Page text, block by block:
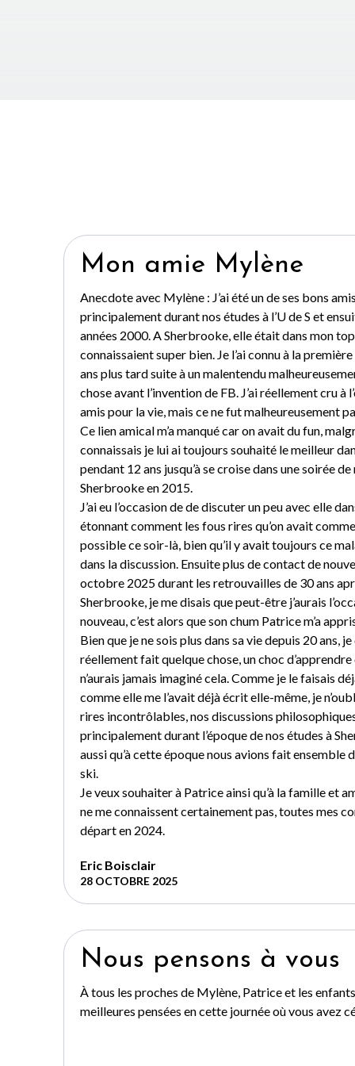
Mon amie Mylène
Anecdote avec Mylène : J’ai été un de ses bons
principalement durant nos études à l’U de S et
années 2000. A Sherbrooke, elle était dans mon
connaissaient super bien. Je l’ai connu à la
ans plus tard suite à un malentendu
chose avant l’invention de FB. J’ai réellement cru à
amis pour la vie, mais ce ne fut malheureusement
Ce lien amical m’a manqué car on avait du fun,
connaissais je lui ai toujours souhaité le meilleur
pendant 12 ans jusqu’à se croise dans une soirée
Sherbrooke en 2015.
J’ai eu l’occasion de de discuter un peu avec elle
étonnant comment les fous rires qu’on avait
possible ce soir-là, bien qu’il y avait toujours ce
dans la discussion. Ensuite plus de contact de
octobre 2025 durant les retrouvailles de 30 ans
Sherbrooke, je me disais que peut-être j’aurais
nouveau, c’est alors que son chum Patrice m’a
Bien que je ne sois plus dans sa vie depuis 20 ans,
réellement fait quelque chose, un choc
n’aurais jamais imaginé cela. Comme je le faisais
comme elle me l’avait déjà écrit elle-même, je
rires incontrôlables, nos discussions
principalement durant l’époque de nos études à
aussi qu’à cette époque nous avions fait ensemble
ski.
Je veux souhaiter à Patrice ainsi qu’à la famille et
ne me connaissent certainement pas, toutes mes
départ en 2024.
Eric Boisclair
28 OCTOBRE 2025
Nous pensons à vous
À tous les proches de Mylène, Patrice et les
meilleures pensées en cette journée où vous avez